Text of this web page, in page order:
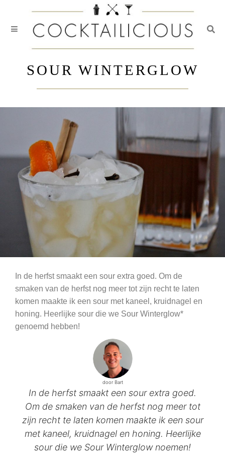
SOUR WINTERGLOW
door Bart
In de herfst smaakt een sour extra goed.
Om de smaken van de herfst nog meer tot
zijn recht te laten komen maakte ik een sour
met kaneel, kruidnagel en honing. Heerlijke
sour die we Sour Winterglow noemen!
In de herfst smaakt een sour extra goed. Om de
smaken van de herfst nog meer tot zijn recht te laten
komen maakte ik een sour met kaneel, kruidnagel en
honing. Heerlijke sour die we Sour Winterglow*
genoemd hebben!